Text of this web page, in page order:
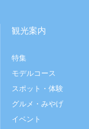
観光案内
特集
モデルコース
スポット・体験
グルメ・みやげ
イベント